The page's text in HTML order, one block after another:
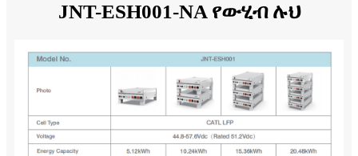
JNT-ESH001-NA የውሂብ ሉህ